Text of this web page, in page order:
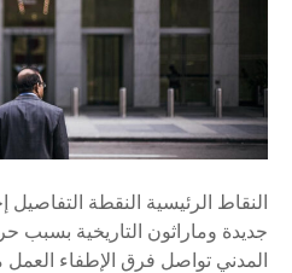
النقاط الرئيسية النقطة التفاصيل
جديدة وماراثون التاريخية بسبب
المدني تواصل فرق الإطفاء